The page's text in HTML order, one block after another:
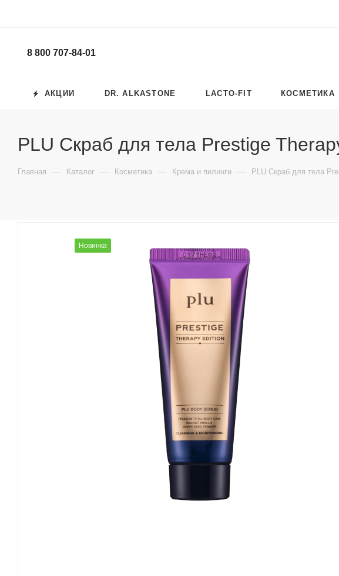
8 800 707-84-01
АКЦИИ DR. ALKASTONE LACTO-FIT КОСМЕТИКА
PLU Скраб для тела Prestige
Главная — Каталог — Косметика — Крема и пилинги — PLU Скраб для тела
Новинка